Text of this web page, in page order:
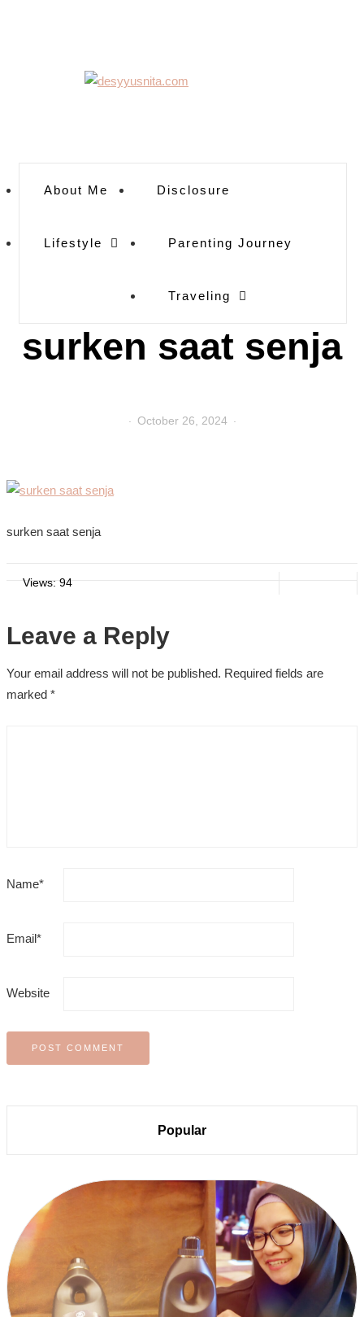
About Me Disclosure
Lifestyle Parenting Journey
Traveling
surken saat senja
October 26, 2024
surken saat senja
Views: 94
Leave a Reply
Your email address will not be published. Required fields are
marked *
Name*
Email*
Website
Popular